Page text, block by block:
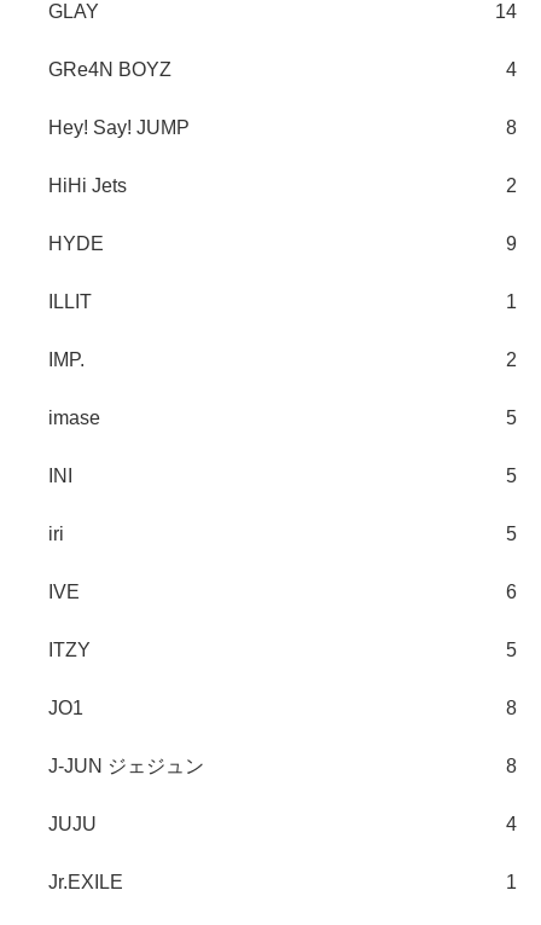
GLAY 14
GRe4N BOYZ 4
Hey! Say! JUMP 8
HiHi Jets 2
HYDE 9
ILLIT 1
IMP. 2
imase 5
INI 5
iri 5
IVE 6
ITZY 5
JO1 8
J-JUN ジェジュン 8
JUJU 4
Jr.EXILE 1